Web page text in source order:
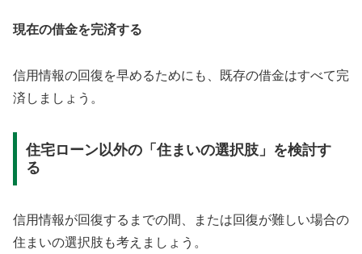
現在の借金を完済する
信用情報の回復を早めるためにも、既存の借金はすべて完
済しましょう。
住宅ローン以外の「住まいの選択肢」を検討す
る
信用情報が回復するまでの間、または回復が難しい場合の
住まいの選択肢も考えましょう。